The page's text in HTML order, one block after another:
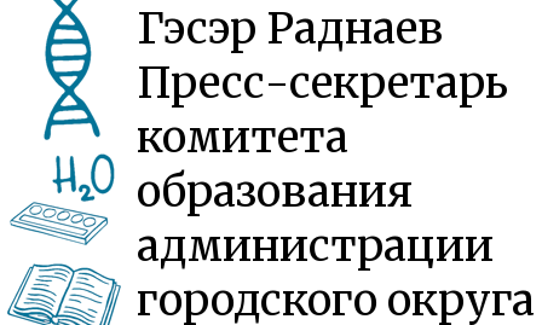
Гэсэр Раднаев
Пресс-секретарь
комитета
образования
администрации
городского округа